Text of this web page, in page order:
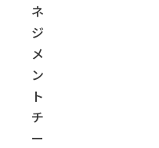
ネ
ジ
メ
ン
ト
チ
ー